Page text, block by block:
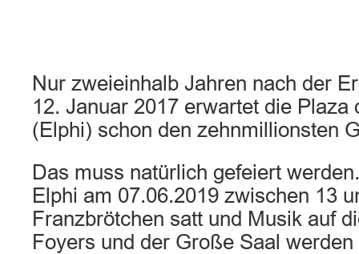
Nur zweieinhalb Jahren nach der
12. Januar 2017 erwartet die Plaza
(Elphi) schon den zehnmillionsten
Das muss natürlich gefeiert
Elphi am 07.06.2019 zwischen 13
Franzbrötchen satt und Musik auf
Foyers und der Große Saal werden